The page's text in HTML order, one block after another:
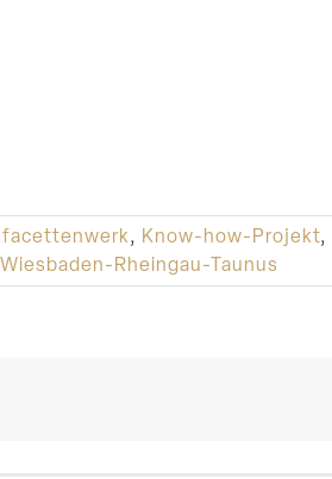
facettenwerk, Know-how-Projekt,
Rheingau-Taunus